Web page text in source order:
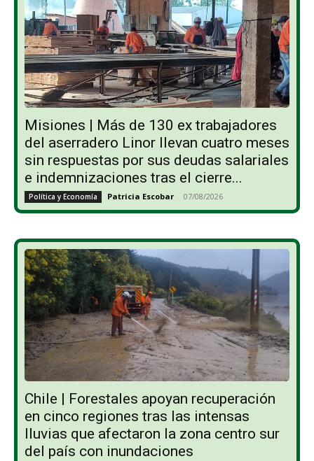
Misiones | Más de 130 ex trabajadores
del aserradero Linor llevan cuatro meses
sin respuestas por sus deudas salariales
e indemnizaciones tras el cierre...
Política y Economía Patricia Escobar - 07/08/2026
Chile | Forestales apoyan recuperación
en cinco regiones tras las intensas
lluvias que afectaron la zona centro sur
del país con inundaciones